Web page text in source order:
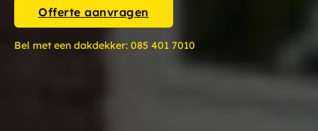
Offerte aanvragen
Bel met een dakdekker: 085 401 7010